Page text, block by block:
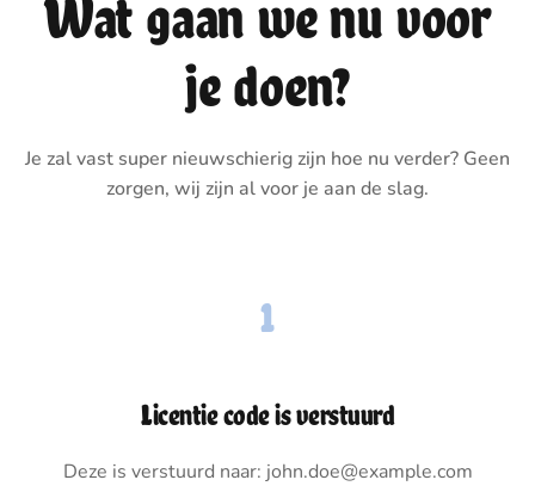
Wat gaan we nu voor
je doen?
Je zal vast super nieuwschierig zijn hoe nu verder? Geen
zorgen, wij zijn al voor je aan de slag.
1
Licentie code is verstuurd
Deze is verstuurd naar: john.doe@example.com